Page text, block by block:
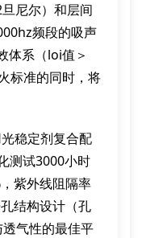
尼尔）和层间
频段的吸声
体系（loi值＞
标准的同时，将
稳定剂复合配
测试3000小时
紫外线阻隔率
结构设计（孔
气性的最佳平